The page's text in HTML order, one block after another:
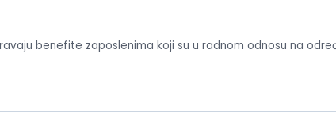
benefite zaposlenima koji su u radnom odnosu na